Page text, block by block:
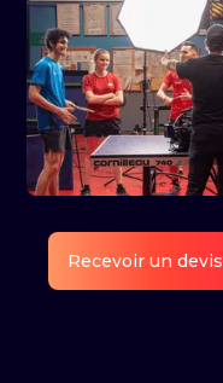
Recevoir un devis